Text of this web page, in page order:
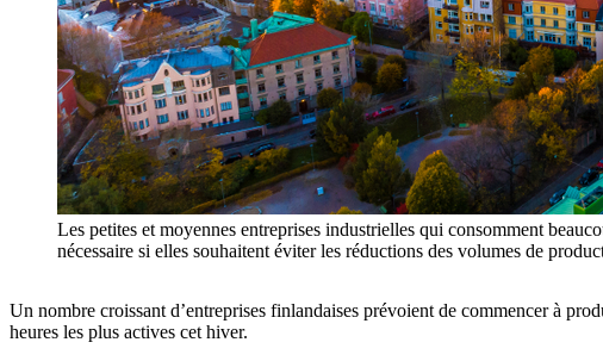
Les petites et moyennes entreprises industrielles qui consomment
nécessaire si elles souhaitent éviter les réductions des volumes de
Un nombre croissant d’entreprises finlandaises prévoient de commencer à
heures les plus actives cet hiver.